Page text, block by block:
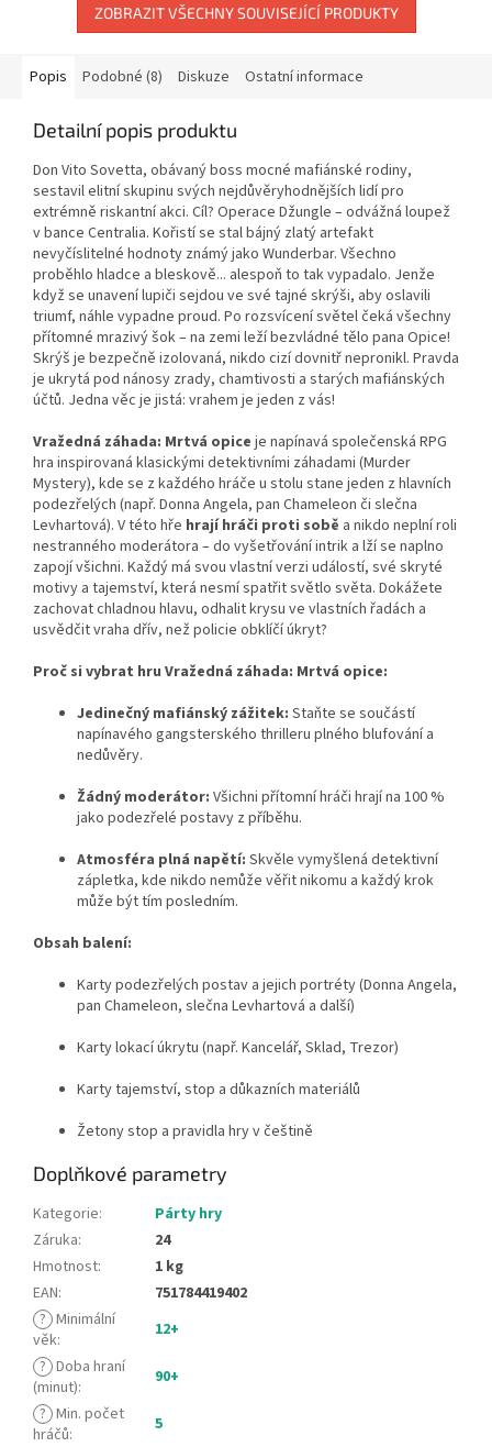
ZOBRAZIT VŠECHNY SOUVISEJÍCÍ PRODUKTY
Popis Podobné (8) Diskuze Ostatní informace
Detailní popis produktu
Don Vito Sovetta, obávaný boss mocné mafiánské rodiny,
sestavil elitní skupinu svých nejdůvěryhodnějších lidí pro
extrémně riskantní akci. Cíl? Operace Džungle – odvážná loupež
v bance Centralia. Kořistí se stal bájný zlatý artefakt
nevyčíslitelné hodnoty známý jako Wunderbar. Všechno
proběhlo hladce a bleskově... alespoň to tak vypadalo. Jenže
když se unavení lupiči sejdou ve své tajné skrýši, aby oslavili
triumf, náhle vypadne proud. Po rozsvícení světel čeká všechny
přítomné mrazivý šok – na zemi leží bezvládné tělo pana Opice!
Skrýš je bezpečně izolovaná, nikdo cizí dovnitř nepronikl. Pravda
je ukrytá pod nánosy zrady, chamtivosti a starých mafiánských
účtů. Jedna věc je jistá: vrahem je jeden z vás!
Vražedná záhada: Mrtvá opice je napínavá společenská RPG
hra inspirovaná klasickými detektivními záhadami (Murder
Mystery), kde se z každého hráče u stolu stane jeden z hlavních
podezřelých (např. Donna Angela, pan Chameleon či slečna
Levhartová). V této hře hrají hráči proti sobě a nikdo neplní roli
nestranného moderátora – do vyšetřování intrik a lží se naplno
zapojí všichni. Každý má svou vlastní verzi událostí, své skryté
motivy a tajemství, která nesmí spatřit světlo světa. Dokážete
zachovat chladnou hlavu, odhalit krysu ve vlastních řadách a
usvědčit vraha dřív, než policie obklíčí úkryt?
Proč si vybrat hru Vražedná záhada: Mrtvá opice:
Jedinečný mafiánský zážitek: Staňte se součástí
napínavého gangsterského thrilleru plného blufování a
nedůvěry.
Žádný moderátor: Všichni přítomní hráči hrají na 100 %
jako podezřelé postavy z příběhu.
Atmosféra plná napětí: Skvěle vymyšlená detektivní
zápletka, kde nikdo nemůže věřit nikomu a každý krok
může být tím posledním.
Obsah balení:
Karty podezřelých postav a jejich portréty (Donna Angela,
pan Chameleon, slečna Levhartová a další)
Karty lokací úkrytu (např. Kancelář, Sklad, Trezor)
Karty tajemství, stop a důkazních materiálů
Žetony stop a pravidla hry v češtině
Doplňkové parametry
Kategorie:
Párty hry
Záruka:
24
Hmotnost:
1 kg
EAN:
751784419402
? Minimální
věk:
12+
? Doba hraní
(minut):
90+
? Min. počet
hráčů:
5